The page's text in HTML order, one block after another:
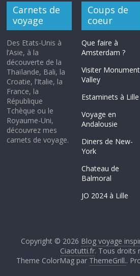
Carnets de
voyage
Des Etats-Unis à
l’Asie, à la
découverte de la
Thaïlande, Bali, la
Croatie, l’Italie, la
France, la
République
Tchèque ou le
Royaume-Uni,
découvrez mes
carnets de voyage.
Coups de
coeur
Que faire à
Amsterdam ?
Visiter Monument
Valley
Estaminets à Lille
Voyage en
Andalousie
Diners de New-
York
Chateau de
Balmoral
JO 2024 à Lille
Copyright © 2026 Blog voyage
Ciaotutti.fr. Tous droits
Theme ColorMag par ThemeGrill..